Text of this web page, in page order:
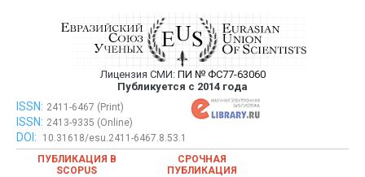
Евразийский Союз Ученых —
публикация научных статей в
ежемесячном научном журнале
Лицензия СМИ: ПИ № ФС77-63060
Публикуется с 2014 года
Евразийский Союз Ученых — публикация научных статей в
ежемесячном научном журнале
ISSN: 2411-6467 (Print)
ISSN: 2413-9335 (Online)
DOI:
10.31618/esu.2411-6467.8.53.1
ПУБЛИКАЦИЯ В
SCOPUS
СРОЧНАЯ
ПУБЛИКАЦИЯ